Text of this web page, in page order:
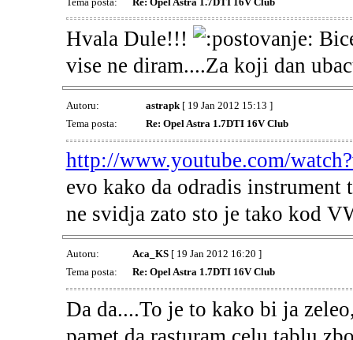
Hvala Dule!!!
vise ne diram....Za koji dan
Autoru: astrapk[ 19 Jan 2012 15:13 ]
Tema posta:
Re: Opel Astra 1.7DTI 16V Club
http://www.youtube.com/
evo kako da odradis
ne svidja zato sto je tako kod
Autoru: Aca_KS[ 19 Jan 2012 16:20 ]
Tema posta:
Re: Opel Astra 1.7DTI 16V Club
Da da....To je to kako bi ja